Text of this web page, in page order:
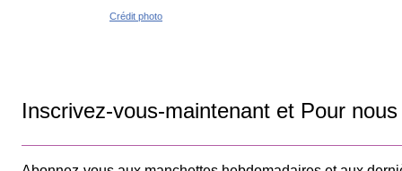
Crédit photo
Inscrivez-vous-maintenant et Pour